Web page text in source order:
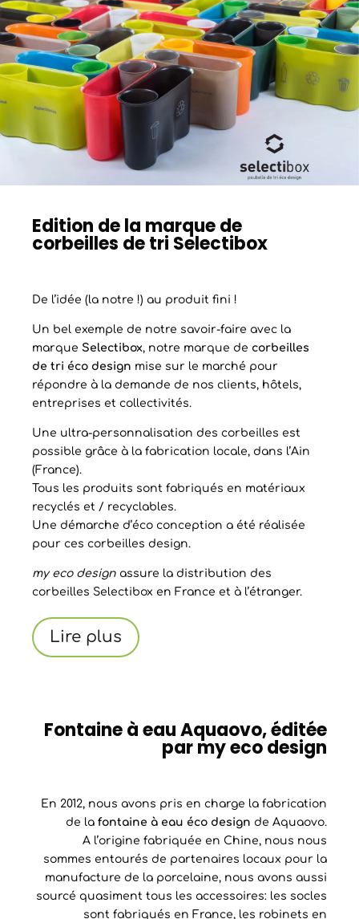
Edition de la marque de
corbeilles de tri Selectibox
De l’idée (la notre !) au produit fini !
Un bel exemple de notre savoir-faire avec la
marque Selectibox, notre marque de corbeilles
de tri éco design mise sur le marché pour
répondre à la demande de nos clients, hôtels,
entreprises et collectivités.
Une ultra-personnalisation des corbeilles est
possible grâce à la fabrication locale, dans l’Ain
(France).
Tous les produits sont fabriqués en matériaux
recyclés et / recyclables.
Une démarche d’éco conception a été réalisée
pour ces corbeilles design.
my eco design assure la distribution des
corbeilles Selectibox en France et à l’étranger.
Lire plus
Fontaine à eau Aquaovo, éditée
par my eco design
En 2012, nous avons pris en charge la fabrication
de la fontaine à eau éco design de Aquaovo.
A l’origine fabriquée en Chine, nous nous
sommes entourés de partenaires locaux pour la
manufacture de la porcelaine, nous avons aussi
sourcé quasiment tous les accessoires: les socles
sont fabriqués en France, les robinets en